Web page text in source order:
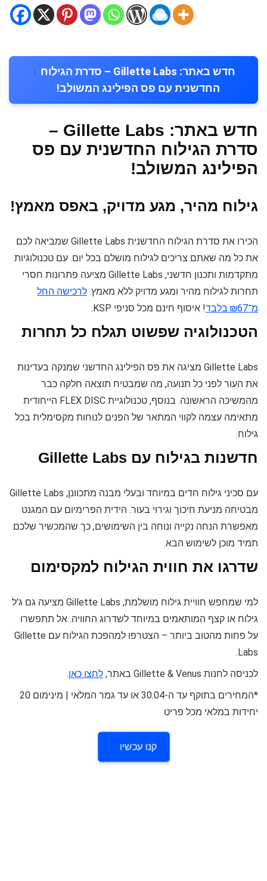
חדש באתר: Gillette Labs – סדרת הגילוח
החדשנית עם פס הפילינג המשולב!
חדש באתר: Gillette Labs –
סדרת הגילוח החדשנית עם פס
הפילינג המשולב!
גילוח מהיר, מגע מדויק, באפס מאמץ!
הכירו את סדרת הגילוח החדשנית Gillette Labs שמביאה לכם
את כל מה שאתם צריכים לגילוח מושלם בכל יום. עם טכנולוגיות
מתקדמות ותכנון חדשני, Gillette Labs מציעה פתרונות חסרי
תחרות לגילוח מהיר ומגע מדויק ללא מאמץ. לרכישה החל
מ־₪67 בלבד
! איסוף חינם מכל סניפי KSP.
הטכנולוגיה שפשוט תגלח כל תחרות
Gillette Labs מציגה את פס הפילינג החדשני שמנקה בעדינות
את העור לפני כל תנועה, מה שמבטיח תוצאה חלקה כבר
מהמשיכה הראשונה. בנוסף, טכנולוגיית FLEX DISC הייחודית
מתאימה עצמה לקווי המתאר של הפנים לנוחות מקסימלית בכל
גילוח.
חדשנות בגילוח עם Gillette Labs
עם סכיני גילוח חדים במיוחד ובעלי מבנה מתכוונן, Gillette Labs
מבטיחה מניעת חיכוך וגירוי בעור. הידית הפרימיום עם המגנט
מאפשרת הנחה נקייה ונוחה בין השימושים, כך שהמכשיר שלכם
תמיד מוכן לשימוש הבא.
שדרגו את חווית הגילוח למקסימום
למי שמחפש חוויית גילוח מושלמת, Gillette Labs מציעה גם ג'ל
גילוח או קצף המותאמים במיוחד לשדרוג החוויה. אל תתפשרו
על פחות מהטוב ביותר – הצטרפו למהפכת הגילוח עם Gillette
Labs.
לכניסה לחנות Gillette & Venus באתר,
לחצו כאן.
*המחירים בתוקף עד ה-30.04 או עד גמר המלאי | מינימום 20
יחידות במלאי מכל פריט
קנו עכשיו